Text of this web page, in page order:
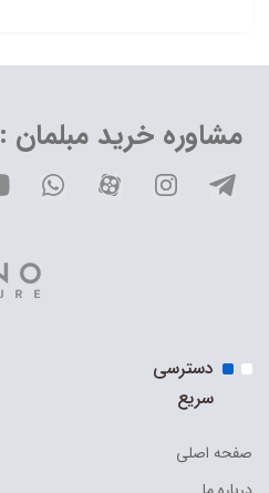
مشاوره خرید مبلمان : 09120602429
دسترسی
سریع
صفحه اصلی